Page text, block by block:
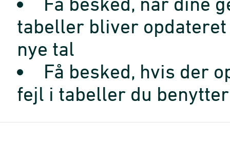
tabeller bliver opdateret
nye tal
Få besked, hvis der
fejl i tabeller du benytter